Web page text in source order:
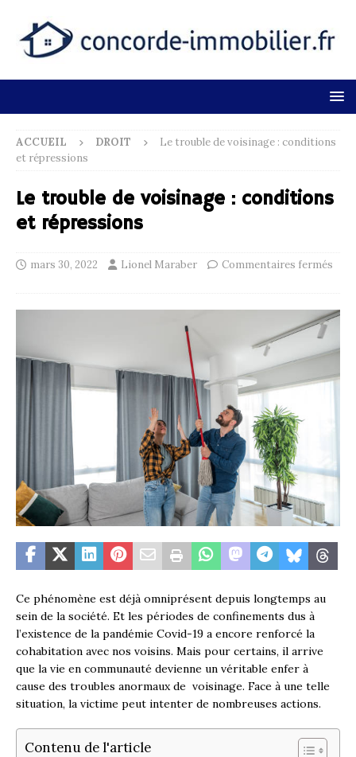
ACCUEIL DROIT
Le trouble de voisinage : conditions
et répressions
Le trouble de voisinage : conditions
et répressions
mars 30, 2022 Lionel Maraber Commentaires fermés
Ce phénomène est déjà omniprésent depuis longtemps au
sein de la société. Et les périodes de confinements dus à
l’existence de la pandémie Covid-19 a encore renforcé la
cohabitation avec nos voisins. Mais pour certains, il arrive
que la vie en communauté devienne un véritable enfer à
cause des troubles anormaux de voisinage. Face à une telle
situation, la victime peut intenter de nombreuses actions.
Contenu de l'article